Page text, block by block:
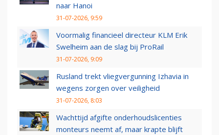
naar Hanoi
31-07-2026, 9:59
Voormalig financieel directeur KLM Erik
Swelheim aan de slag bij ProRail
31-07-2026, 9:09
Rusland trekt vliegvergunning Izhavia in
wegens zorgen over veiligheid
31-07-2026, 8:03
Wachttijd afgifte onderhoudslicenties
monteurs neemt af, maar krapte blijft